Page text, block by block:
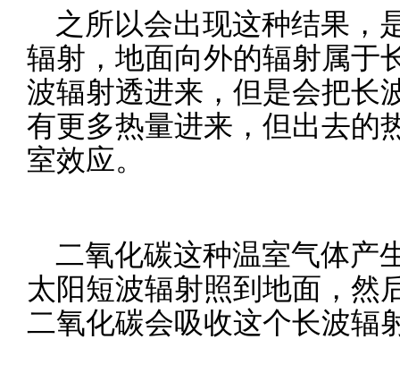
之所以会出现这种结果，
辐射，地面向外的辐射属于
波辐射透进来，但是会把长
有更多热量进来，但出去的
室效应。
二氧化碳这种温室气体产
太阳短波辐射照到地面，然
二氧化碳会吸收这个长波辐